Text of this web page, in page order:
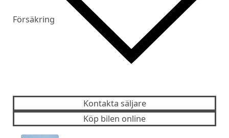
Försäkring
Kontakta säljare
Köp bilen online